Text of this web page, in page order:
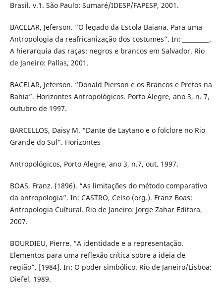
Brasil. v.1. São Paulo: Sumaré/IDESP/FAPESP, 2001.
BACELAR, Jeferson. “O legado da Escola Baiana. Para uma
Antropologia da reafricanização dos costumes”. In: _________.
A hierarquia das raças: negros e brancos em Salvador. Rio
de Janeiro: Pallas, 2001.
BACELAR, Jeferson. “Donald Pierson e os Brancos e Pretos na
Bahia”. Horizontes Antropológicos. Porto Alegre, ano 3, n. 7,
outubro de 1997.
BARCELLOS, Daisy M. “Dante de Laytano e o folclore no Rio
Grande do Sul”. Horizontes
Antropológicos, Porto Alegre, ano 3, n.7, out. 1997.
BOAS, Franz. (1896). “As limitações do método comparativo
da antropologia”. In: CASTRO, Celso (org.). Franz Boas:
Antropologia Cultural. Rio de Janeiro: Jorge Zahar Editora,
2007.
BOURDIEU, Pierre. “A identidade e a representação.
Elementos para uma reflexão crítica sobre a ideia de
região”. [1984]. In: O poder simbólico. Rio de Janeiro/Lisboa:
Diefel, 1989.